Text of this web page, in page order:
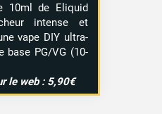
10ml de Eliquid
intense et
vape DIY ultra-
base PG/VG (10-
le web : 5,90€